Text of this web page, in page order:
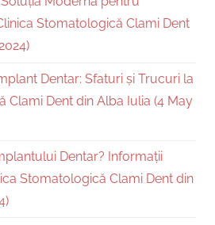
Stomatologică Clami Dent
Dentar: Sfaturi și Trucuri la
Clami Dent din Alba Iulia (4 May
Dentar? Informații
Stomatologică Clami Dent din